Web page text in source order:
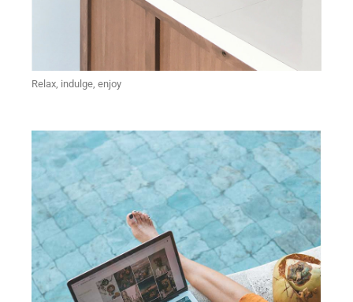
Relax, indulge, enjoy